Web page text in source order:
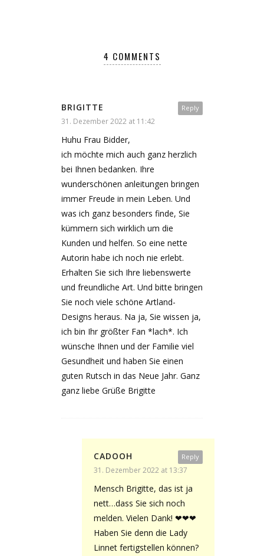
4 COMMENTS
Reply
BRIGITTE
31. Dezember 2022 at 11:42
Huhu Frau Bidder,
ich möchte mich auch ganz herzlich
bei Ihnen bedanken. Ihre
wunderschönen anleitungen bringen
immer Freude in mein Leben. Und
was ich ganz besonders finde, Sie
kümmern sich wirklich um die
Kunden und helfen. So eine nette
Autorin habe ich noch nie erlebt.
Erhalten Sie sich Ihre liebenswerte
und freundliche Art. Und bitte bringen
Sie noch viele schöne Artland-
Designs heraus. Na ja, Sie wissen ja,
ich bin Ihr größter Fan *lach*. Ich
wünsche Ihnen und der Familie viel
Gesundheit und haben Sie einen
guten Rutsch in das Neue Jahr. Ganz
ganz liebe Grüße Brigitte
Reply
CADOOH
31. Dezember 2022 at 13:37
Mensch Brigitte, das ist ja
nett…dass Sie sich noch
melden. Vielen Dank! ❤❤❤
Haben Sie denn die Lady
Linnet fertigstellen können?